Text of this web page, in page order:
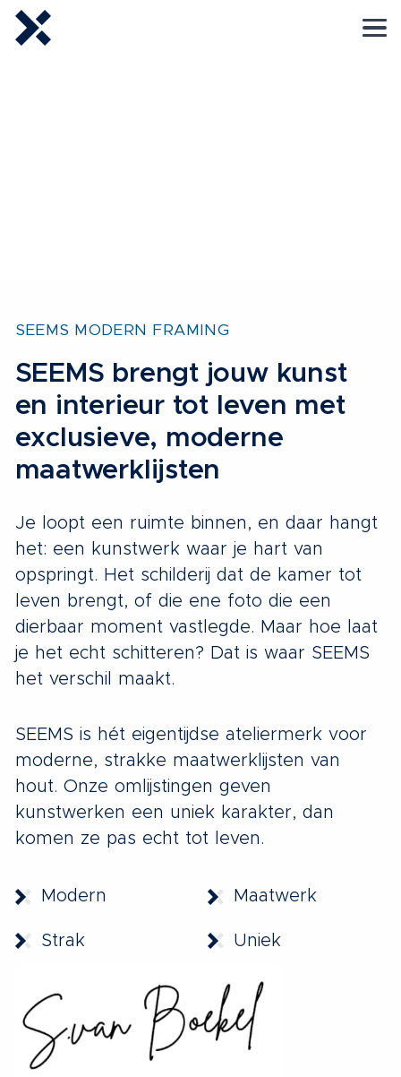
SEEMS MODERN FRAMING
SEEMS brengt jouw kunst
en interieur tot leven met
exclusieve, moderne
maatwerklijsten
Je loopt een ruimte binnen, en daar hangt
het: een kunstwerk waar je hart van
opspringt. Het schilderij dat de kamer tot
leven brengt, of die ene foto die een
dierbaar moment vastlegde. Maar hoe laat
je het echt schitteren? Dat is waar SEEMS
het verschil maakt.
SEEMS is hét eigentijdse ateliermerk voor
moderne, strakke maatwerklijsten van
hout. Onze omlijstingen geven
kunstwerken een uniek karakter, dan
komen ze pas echt tot leven.
Modern
Strak
Maatwerk
Uniek